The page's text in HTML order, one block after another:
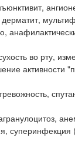
во рту,
активности
суперинфекция